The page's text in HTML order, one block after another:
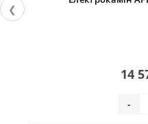
❮
14
-